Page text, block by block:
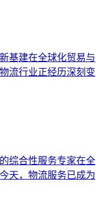
基建在全球化贸易与
流行业正经历深刻变
综合性服务专家在全
天，物流服务已成为